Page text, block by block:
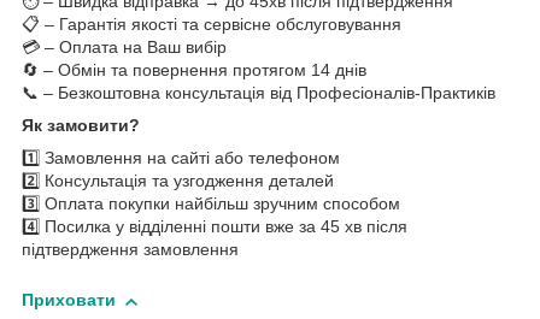
📋 – Гарантія якості та сервісне обслуговування
💳 – Оплата на Ваш вибір
🔄 – Обмін та повернення протягом 14 днів
📞 – Безкоштовна консультація від Професіоналів-Практиків
Як замовити?
1️⃣ Замовлення на сайті або телефоном
2️⃣ Консультація та узгодження деталей
3️⃣ Оплата покупки найбільш зручним способом
4️⃣ Посилка у відділенні пошти вже за 45 хв після
підтвердження замовлення
Приховати